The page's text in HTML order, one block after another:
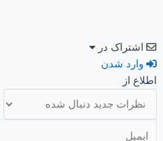
اشتراک در
وارد شدن
اطلاع از